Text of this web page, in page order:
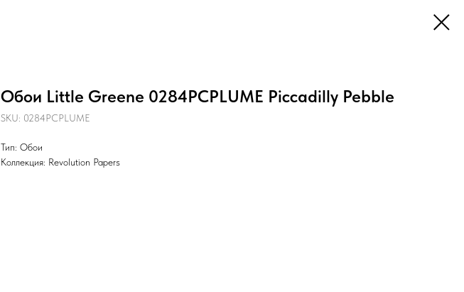
Обои Little Greene 0284PCPLUME Piccadilly Pebble
SKU: 0284PCPLUME
Тип: Обои
Коллекция: Revolution Papers